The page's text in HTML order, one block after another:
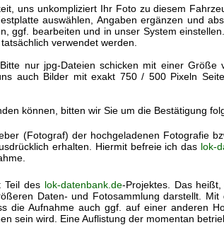
uns unkompliziert Ihr Foto zu diesem
auswählen, Angaben ergänzen und
ggf. bearbeiten und in unser System
verwendet werden.
nur jpg-Dateien schicken mit einer Größe
auch Bilder mit exakt 750 / 500 Pixeln
können, bitten wir Sie um die Bestätigung
(Fotograf) der hochgeladenen Fotografie
erhalten. Hiermit befreie ich das lok-
Teil des lok-datenbank.de-Projektes. Das
Daten- und Fotosammlung darstellt.
die Aufnahme auch ggf. auf einer anderen
sein wird. Eine Auflistung der momentan